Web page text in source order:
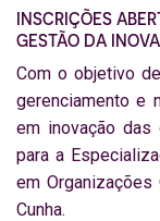
INSCRIÇÕES
GESTÃO DA
Com o objetivo
gerenciamento e
em inovação das
para a
em
Cunha.